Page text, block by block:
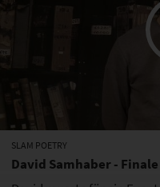
SLAM POETRY
David Samhaber -